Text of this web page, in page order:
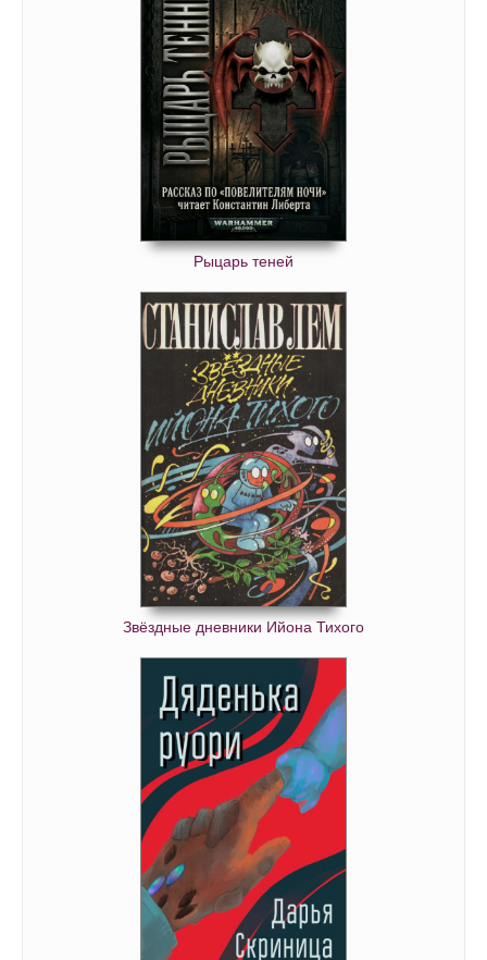
Рыцарь теней
Звёздные дневники Ийона Тихого